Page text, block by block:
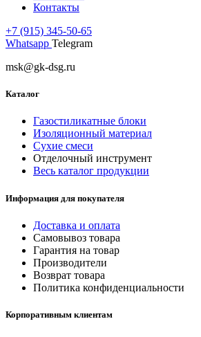
Контакты
+7 (915) 345-50-65
Whatsapp Telegram
msk@gk-dsg.ru
Каталог
Газостиликатные блоки
Изоляционный материал
Сухие смеси
Отделочный инструмент
Весь каталог продукции
Информация для покупателя
Доставка и оплата
Самовывоз товара
Гарантия на товар
Производители
Возврат товара
Политика конфиденциальности
Корпоративным клиентам